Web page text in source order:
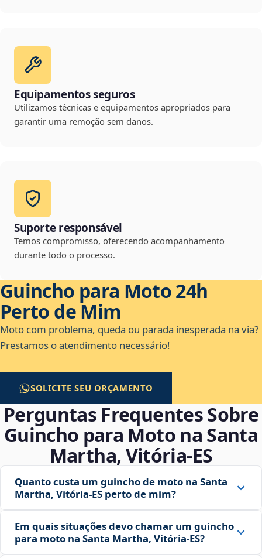
Equipamentos seguros
Utilizamos técnicas e equipamentos apropriados para
garantir uma remoção sem danos.
Suporte responsável
Temos compromisso, oferecendo acompanhamento
durante todo o processo.
Guincho para Moto 24h
Perto de Mim
Moto com problema, queda ou parada inesperada na via?
Prestamos o atendimento necessário!
SOLICITE SEU ORÇAMENTO
Perguntas Frequentes Sobre
Guincho para Moto na Santa
Martha, Vitória‑ES
Quanto custa um guincho de moto na Santa
Martha, Vitória‑ES perto de mim?
Em quais situações devo chamar um guincho
para moto na Santa Martha, Vitória‑ES?